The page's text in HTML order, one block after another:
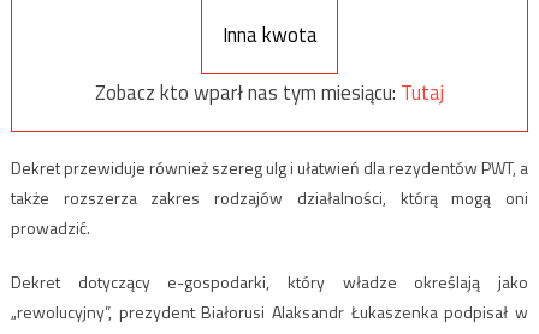
Inna kwota
Zobacz kto wparł nas tym miesiącu: Tutaj
Dekret przewiduje również szereg ulg i ułatwień dla rezydentów PWT, a
także rozszerza zakres rodzajów działalności, którą mogą oni
prowadzić.
Dekret dotyczący e-gospodarki, który władze określają jako
„rewolucyjny”, prezydent Białorusi Alaksandr Łukaszenka podpisał w